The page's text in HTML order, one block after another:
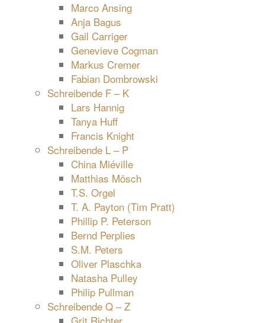
Marco Ansing
Anja Bagus
Gail Carriger
Genevieve Cogman
Markus Cremer
Fabian Dombrowski
Schreibende F – K
Lars Hannig
Tanya Huff
Francis Knight
Schreibende L – P
China Miéville
Matthias Mösch
T.S. Orgel
T. A. Payton (Tim Pratt)
Phillip P. Peterson
Bernd Perplies
S.M. Peters
Oliver Plaschka
Natasha Pulley
Philip Pullman
Schreibende Q – Z